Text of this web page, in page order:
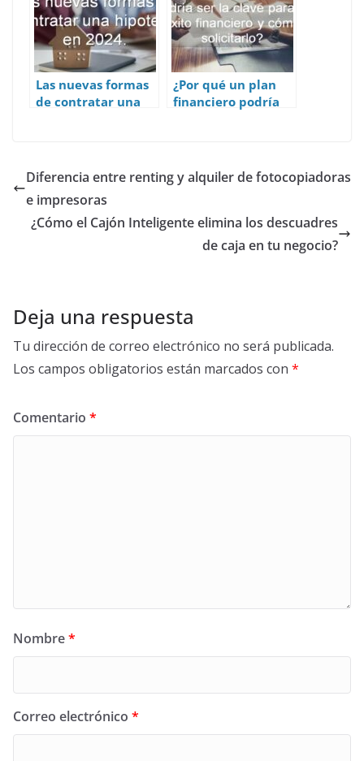
Las nuevas formas
de contratar una
¿Por qué un plan
financiero podría
Diferencia entre renting y alquiler de fotocopiadoras
e impresoras
¿Cómo el Cajón Inteligente elimina los descuadres
de caja en tu negocio?
Deja una respuesta
Tu dirección de correo electrónico no será publicada.
Los campos obligatorios están marcados con *
Comentario *
Nombre*
Correo electrónico *